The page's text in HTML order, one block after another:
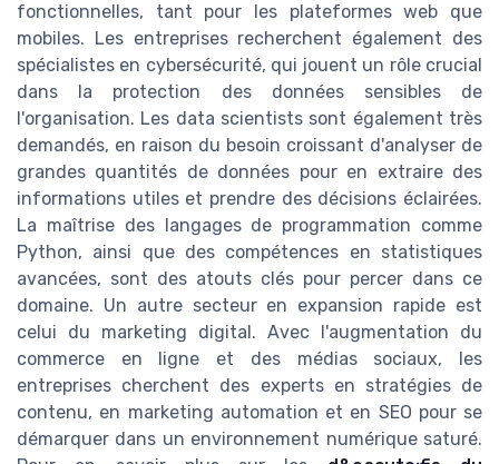
fonctionnelles, tant pour les plateformes web que
mobiles. Les entreprises recherchent également des
spécialistes en cybersécurité, qui jouent un rôle crucial
dans la protection des données sensibles de
l'organisation. Les data scientists sont également très
demandés, en raison du besoin croissant d'analyser de
grandes quantités de données pour en extraire des
informations utiles et prendre des décisions éclairées.
La maîtrise des langages de programmation comme
Python, ainsi que des compétences en statistiques
avancées, sont des atouts clés pour percer dans ce
domaine. Un autre secteur en expansion rapide est
celui du marketing digital. Avec l'augmentation du
commerce en ligne et des médias sociaux, les
entreprises cherchent des experts en stratégies de
contenu, en marketing automation et en SEO pour se
démarquer dans un environnement numérique saturé.